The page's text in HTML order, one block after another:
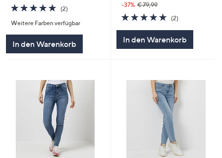
5.0
von
5
(2)
Weitere Farben verfügbar
In den Warenkorb
-37% € 79,99
5.0
von
5
(2)
In den Warenkorb